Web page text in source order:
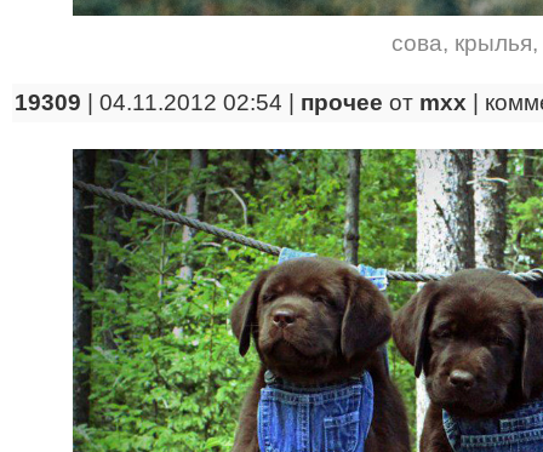
сова, крылья,
19309 | 04.11.2012 02:54 | прочее от mxx